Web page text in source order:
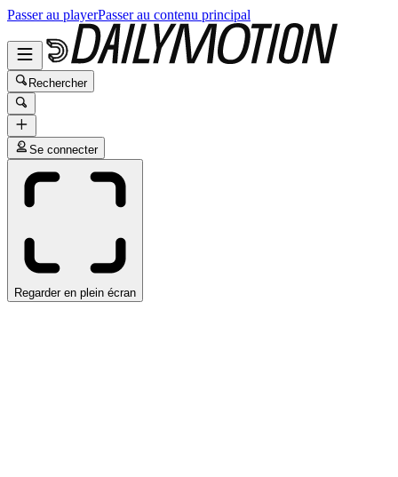
Passer au playerPasser au contenu principal
Rechercher
Se connecter
Regarder en plein écran